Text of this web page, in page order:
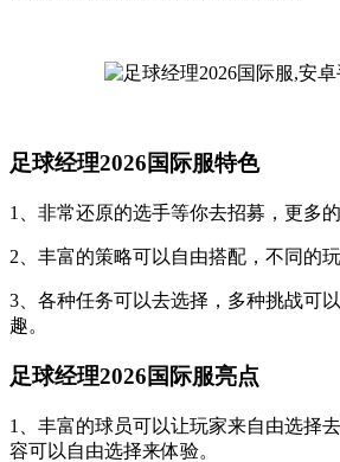
足球经理2026国际服特色
1、非常还原的选手等你去招募，更多
2、丰富的策略可以自由搭配，不同的
3、各种任务可以去选择，多种挑战可
趣。
足球经理2026国际服亮点
1、丰富的球员可以让玩家来自由选择
容可以自由选择来体验。